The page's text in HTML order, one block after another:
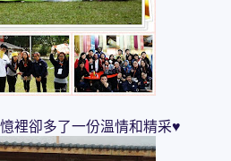
裡卻多了一份溫情和精采♥